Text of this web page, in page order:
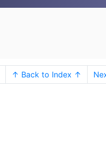
↑ Back to Index ↑